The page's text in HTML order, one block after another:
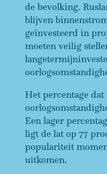
de bevolking.
blijven
geïnvesteerd in
moeten veilig
Het percentage
Een lager
ligt de lat op 77
populariteit
uitkomen.